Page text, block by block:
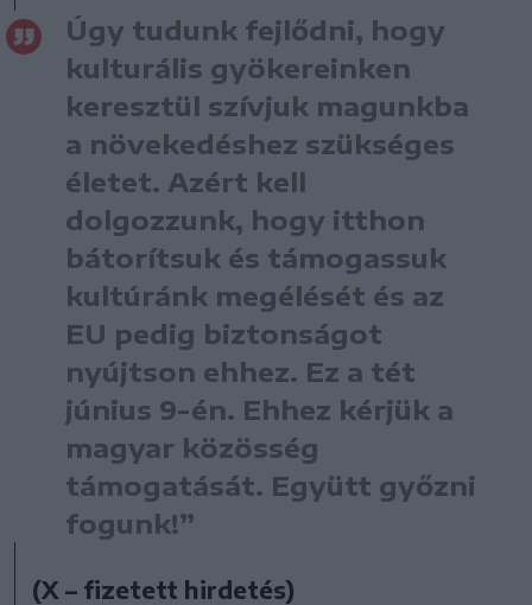
Úgy tudunk fejlődni, hogy
kulturális gyökereinken
keresztül szívjuk magunkba
a növekedéshez szükséges
életet. Azért kell
dolgozzunk, hogy itthon
bátorítsuk és támogassuk
kultúránk megélését és az
EU pedig biztonságot
nyújtson ehhez. Ez a tét
június 9-én. Ehhez kérjük a
magyar közösség
támogatását. Együtt győzni
fogunk!”
(X – fizetett hirdetés)